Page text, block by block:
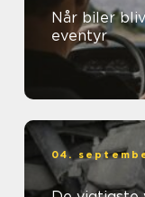
Når biler
eventyr
04.